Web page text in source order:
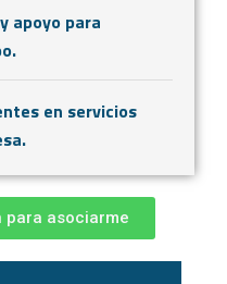
apoyo para
en servicios
asociarme